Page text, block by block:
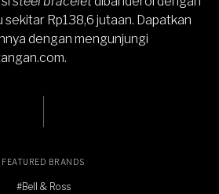
sekitar Rp138,6 jutaan. Dapatkan
dengan mengunjungi
.
FEATURED BRANDS
#Bell & Ross